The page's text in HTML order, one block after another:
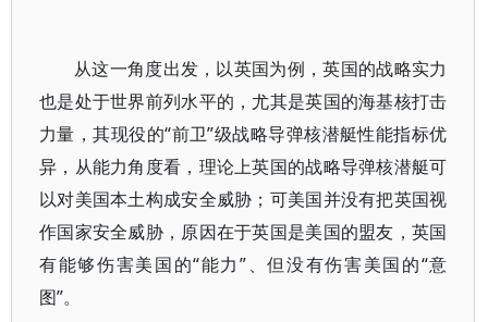
从这一角度出发，以英国为例，英国的战略实力
也是处于世界前列水平的，尤其是英国的海基核打击
力量，其现役的“前卫”级战略导弹核潜艇性能指标优
异，从能力角度看，理论上英国的战略导弹核潜艇可
以对美国本土构成安全威胁；可美国并没有把英国视
作国家安全威胁，原因在于英国是美国的盟友，英国
有能够伤害美国的“能力”、但没有伤害美国的“意
图”。